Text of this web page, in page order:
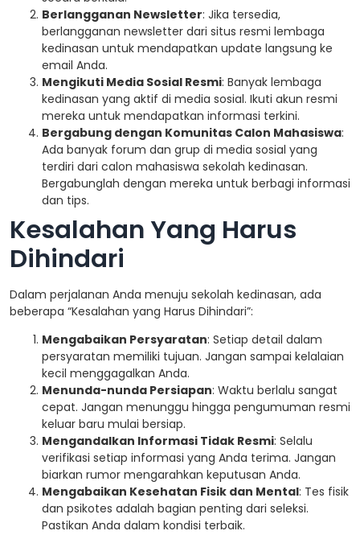
Berlangganan Newsletter: Jika tersedia,
berlangganan newsletter dari situs resmi lembaga
kedinasan untuk mendapatkan update langsung ke
email Anda.
Mengikuti Media Sosial Resmi: Banyak lembaga
kedinasan yang aktif di media sosial. Ikuti akun resmi
mereka untuk mendapatkan informasi terkini.
Bergabung dengan Komunitas Calon Mahasiswa:
Ada banyak forum dan grup di media sosial yang
terdiri dari calon mahasiswa sekolah kedinasan.
Bergabunglah dengan mereka untuk berbagi informasi
dan tips.
Kesalahan Yang Harus
Dihindari
Dalam perjalanan Anda menuju sekolah kedinasan, ada
beberapa “Kesalahan yang Harus Dihindari”:
Mengabaikan Persyaratan: Setiap detail dalam
persyaratan memiliki tujuan. Jangan sampai kelalaian
kecil menggagalkan Anda.
Menunda-nunda Persiapan: Waktu berlalu sangat
cepat. Jangan menunggu hingga pengumuman resmi
keluar baru mulai bersiap.
Mengandalkan Informasi Tidak Resmi: Selalu
verifikasi setiap informasi yang Anda terima. Jangan
biarkan rumor mengarahkan keputusan Anda.
Mengabaikan Kesehatan Fisik dan Mental: Tes fisik
dan psikotes adalah bagian penting dari seleksi.
Pastikan Anda dalam kondisi terbaik.